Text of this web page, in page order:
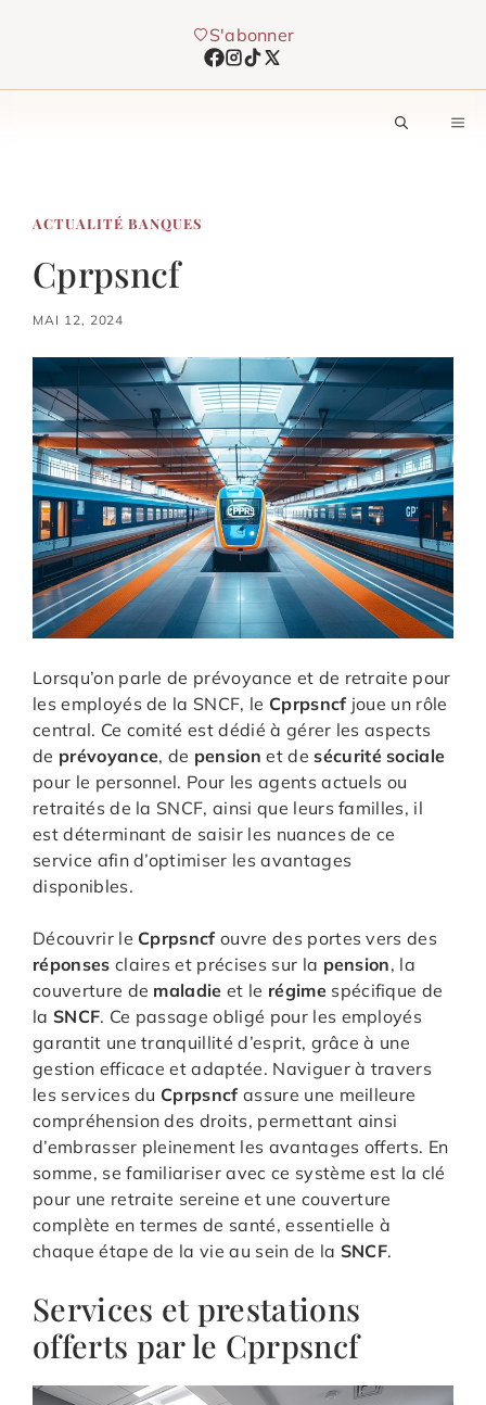
S'abonner
ACTUALITÉ BANQUES
Cprpsncf
MAI 12, 2024
Lorsqu’on parle de prévoyance et de retraite pour
les employés de la SNCF, le Cprpsncf joue un rôle
central. Ce comité est dédié à gérer les aspects
de prévoyance, de pension et desécurité sociale
pour le personnel. Pour les agents actuels ou
retraités de la SNCF, ainsi que leurs familles, il
est déterminant de saisir les nuances de ce
service afin d’optimiser les avantages
disponibles.
Découvrir le Cprpsncf ouvre des portes vers des
réponses claires et précises sur la pension, la
couverture de maladie et le régimespécifique de
la SNCF. Ce passage obligé pour les employés
garantit une tranquillité d’esprit, grâce à une
gestion efficace et adaptée. Naviguer à travers
les services du Cprpsncf assure une meilleure
compréhension des droits, permettant ainsi
d’embrasser pleinement les avantages offerts. En
somme, se familiariser avec ce système est la clé
pour une retraite sereine et une couverture
complète en termes de santé, essentielle à
chaque étape de la vie au sein de la SNCF.
Services et prestations
offerts par le Cprpsncf